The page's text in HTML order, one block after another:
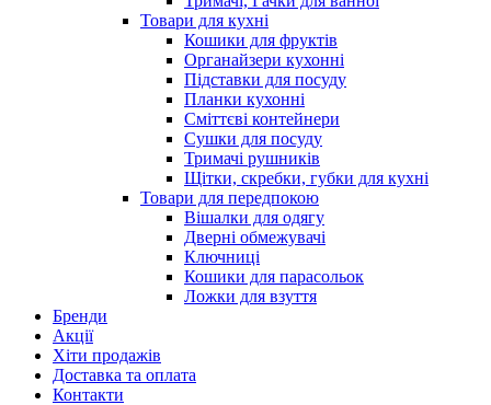
Товари для кухні
Кошики для фруктів
Органайзери кухонні
Підставки для посуду
Планки кухонні
Сміттєві контейнери
Сушки для посуду
Тримачі рушників
Щітки, скребки, губки для кухні
Товари для передпокою
Вішалки для одягу
Дверні обмежувачі
Ключниці
Кошики для парасольок
Ложки для взуття
Бренди
Акції
Хіти продажів
Доставка та оплата
Контакти